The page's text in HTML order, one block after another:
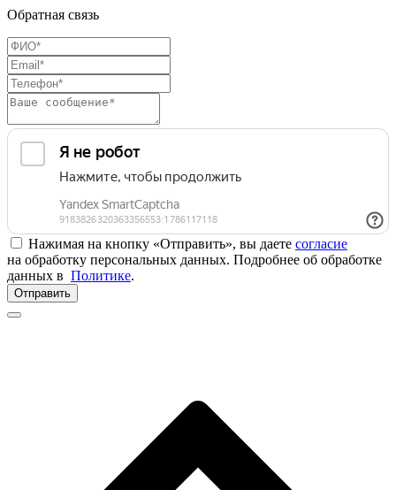
Обратная связь
Нажимая на кнопку «Отправить», вы даете согласие
на обработку персональных данных. Подробнее об обработке
данных в Политике.
Отправить